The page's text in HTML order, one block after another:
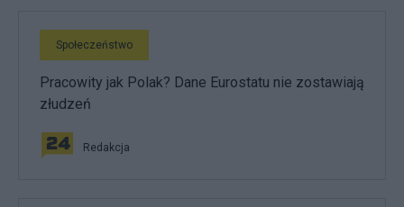
Społeczeństwo
Pracowity jak Polak? Dane Eurostatu nie zostawiają
złudzeń
Redakcja